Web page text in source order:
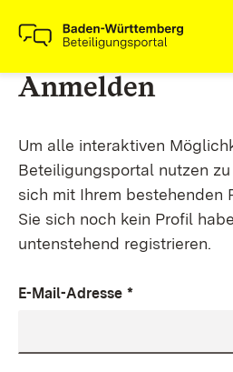
Anmelden
Um alle interaktiven
Beteiligungsportal nutzen zu
sich mit Ihrem bestehenden
Sie sich noch kein Profil
untenstehend registrieren.
E-Mail-Adresse *